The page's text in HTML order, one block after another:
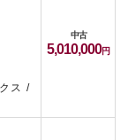
ス /
中古
5,010,000